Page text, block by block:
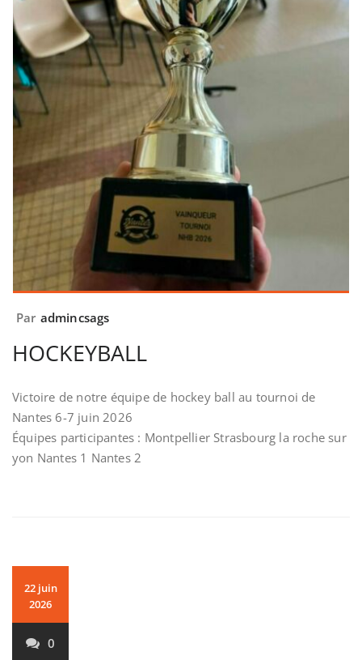
Par admincsags
HOCKEYBALL
Victoire de notre équipe de hockey ball au tournoi de
Nantes 6-7 juin 2026
Équipes participantes : Montpellier Strasbourg la roche sur
yon Nantes 1 Nantes 2
22 juin
2026
0